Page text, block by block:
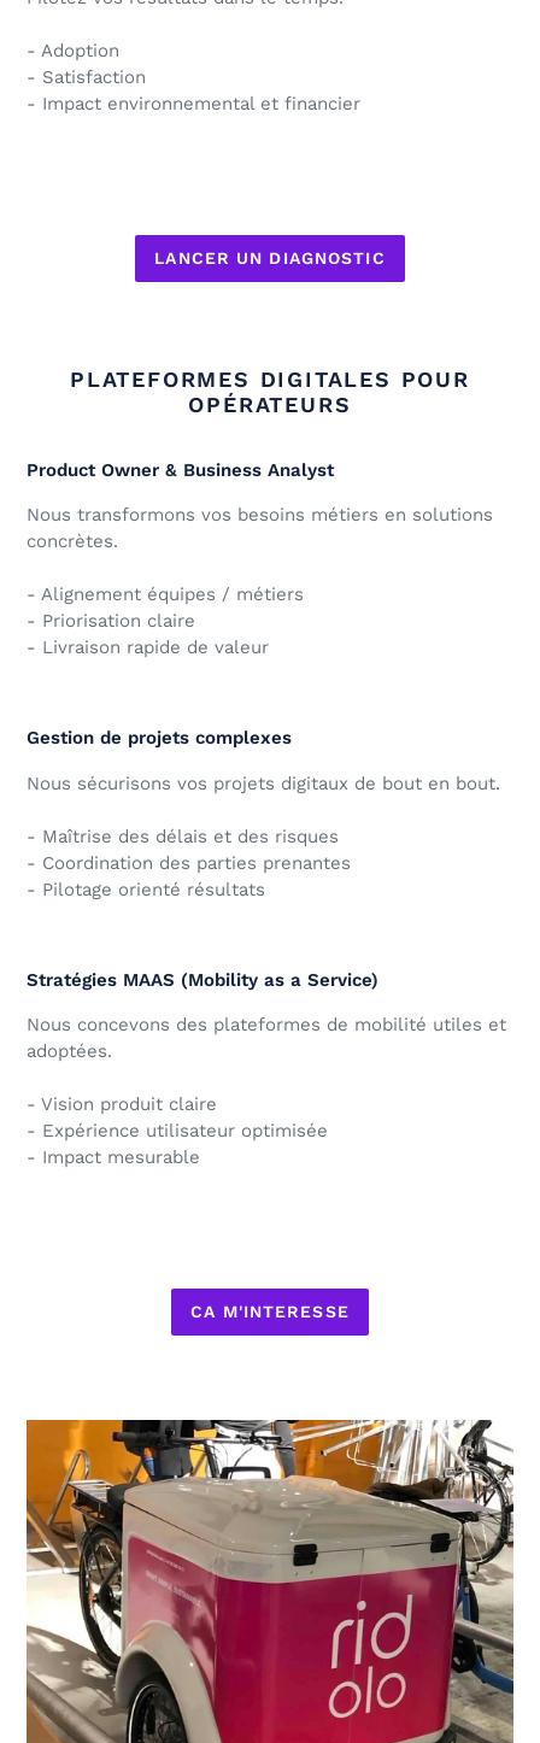
- Adoption
- Satisfaction
- Impact environnemental et financier
LANCER UN DIAGNOSTIC
PLATEFORMES DIGITALES POUR
OPÉRATEURS
Product Owner & Business Analyst
Nous transformons vos besoins métiers en solutions
concrètes.
- Alignement équipes / métiers
- Priorisation claire
- Livraison rapide de valeur
Gestion de projets complexes
Nous sécurisons vos projets digitaux de bout en bout.
- Maîtrise des délais et des risques
- Coordination des parties prenantes
- Pilotage orienté résultats
Stratégies MAAS (Mobility as a Service)
Nous concevons des plateformes de mobilité utiles et
adoptées.
- Vision produit claire
- Expérience utilisateur optimisée
- Impact mesurable
CA M'INTERESSE